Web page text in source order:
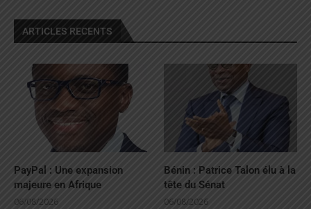
ARTICLES RECENTS
PayPal : Une expansion
majeure en Afrique
06/08/2026
Bénin : Patrice Talon élu à la
tête du Sénat
06/08/2026